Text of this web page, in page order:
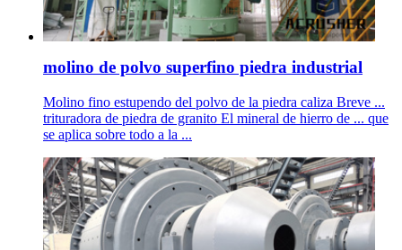
molino de polvo superfino piedra industrial
Molino fino estupendo del polvo de la piedra caliza Breve ...
trituradora de piedra de granito El mineral de hierro de ... que
se aplica sobre todo a la ...